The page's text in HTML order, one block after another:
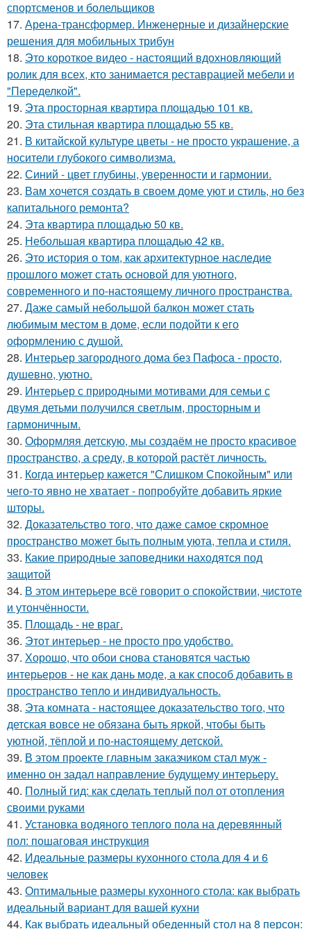
спортсменов и болельщиков
17. Арена-трансформер. Инженерные и дизайнерские
решения для мобильных трибун
18. Это короткое видео - настоящий вдохновляющий
ролик для всех, кто занимается реставрацией мебели и
"Переделкой".
19. Эта просторная квартира площадью 101 кв.
20. Эта стильная квартира площадью 55 кв.
21. В китайской культуре цветы - не просто украшение, а
носители глубокого символизма.
22. Синий - цвет глубины, уверенности и гармонии.
23. Вам хочется создать в своем доме уют и стиль, но без
капитального ремонта?
24. Эта квартира площадью 50 кв.
25. Небольшая квартира площадью 42 кв.
26. Это история о том, как архитектурное наследие
прошлого может стать основой для уютного,
современного и по-настоящему личного пространства.
27. Даже самый небольшой балкон может стать
любимым местом в доме, если подойти к его
оформлению с душой.
28. Интерьер загородного дома без Пафоса - просто,
душевно, уютно.
29. Интерьер с природными мотивами для семьи с
двумя детьми получился светлым, просторным и
гармоничным.
30. Оформляя детскую, мы создаём не просто красивое
пространство, а среду, в которой растёт личность.
31. Когда интерьер кажется "Слишком Спокойным" или
чего-то явно не хватает - попробуйте добавить яркие
шторы.
32. Доказательство того, что даже самое скромное
пространство может быть полным уюта, тепла и стиля.
33. Какие природные заповедники находятся под
защитой
34. В этом интерьере всё говорит о спокойствии, чистоте
и утончённости.
35. Площадь - не враг.
36. Этот интерьер - не просто про удобство.
37. Хорошо, что обои снова становятся частью
интерьеров - не как дань моде, а как способ добавить в
пространство тепло и индивидуальность.
38. Эта комната - настоящее доказательство того, что
детская вовсе не обязана быть яркой, чтобы быть
уютной, тёплой и по-настоящему детской.
39. В этом проекте главным заказчиком стал муж -
именно он задал направление будущему интерьеру.
40. Полный гид: как сделать теплый пол от отопления
своими руками
41. Установка водяного теплого пола на деревянный
пол: пошаговая инструкция
42. Идеальные размеры кухонного стола для 4 и 6
человек
43. Оптимальные размеры кухонного стола: как выбрать
идеальный вариант для вашей кухни
44. Как выбрать идеальный обеденный стол на 8 персон: